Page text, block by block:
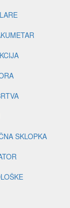
SKLOPKA